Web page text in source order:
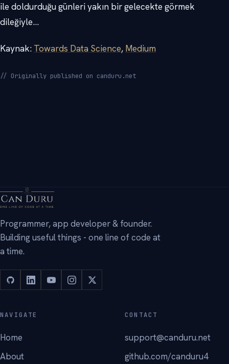
ile doldurduğu günleri yakın bir gelecekte görmek
dileğiyle…
Kaynak: Towards Data Science, Medium
// Originally published on canduru.net
Programmer, app developer & founder.
Building useful things - one line of code at
a time.
NAVIGATE
Home
About
CONTACT
support@canduru.net
github.com/canduru4